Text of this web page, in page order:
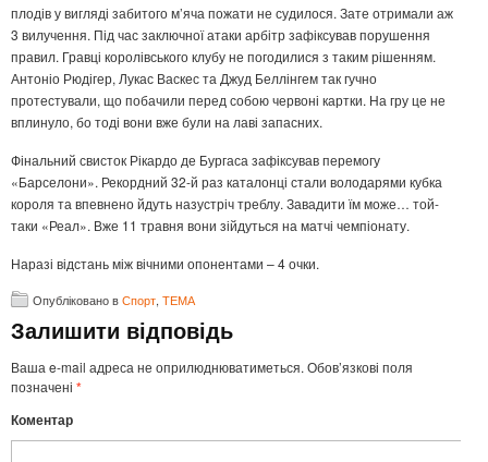
плодів у вигляді забитого м’яча пожати не судилося. Зате отримали аж
3 вилучення. Під час заключної атаки арбітр зафіксував порушення
правил. Гравці королівського клубу не погодилися з таким рішенням.
Антоніо Рюдігер, Лукас Васкес та Джуд Беллінгем так гучно
протестували, що побачили перед собою червоні картки. На гру це не
вплинуло, бо тоді вони вже були на лаві запасних.
Фінальний свисток Рікардо де Бургаса зафіксував перемогу
«Барселони». Рекордний 32-й раз каталонці стали володарями кубка
короля та впевнено йдуть назустріч треблу. Завадити їм може… той-
таки «Реал». Вже 11 травня вони зійдуться на матчі чемпіонату.
Наразі відстань між вічними опонентами – 4 очки.
Опубліковано вСпорт, ТЕМА
Залишити відповідь
Ваша e-mail адреса не оприлюднюватиметься. Обов’язкові поля
позначені *
Коментар